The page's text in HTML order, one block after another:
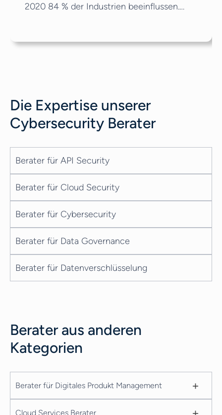
2020 84 % der Industrien beeinflussen.
Folgenden unterteilen wir die neuesten
werfen, die an der Spitze dieser digitalen
Veränderungen stehen und herausfinden,
was diese richtig machen.
Die Expertise unserer
Cybersecurity Berater
Berater für API Security
Berater für Cloud Security
Berater für Cybersecurity
Berater für Data Governance
Berater für Datenverschlüsselung
Berater aus anderen
Kategorien
Berater für Digitales Produkt Management +
Cloud Services Berater